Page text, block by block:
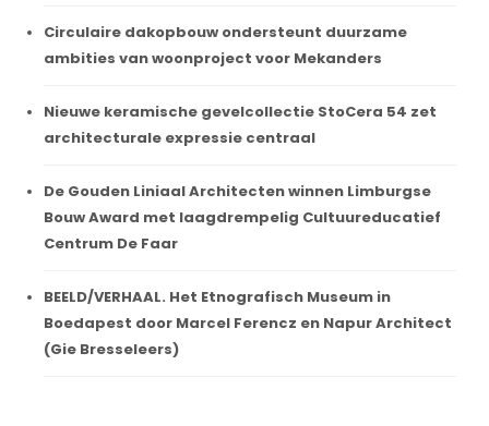
Circulaire dakopbouw ondersteunt duurzame
ambities van woonproject voor Mekanders
Nieuwe keramische gevelcollectie StoCera 54 zet
architecturale expressie centraal
De Gouden Liniaal Architecten winnen Limburgse
Bouw Award met laagdrempelig Cultuureducatief
Centrum De Faar
BEELD/VERHAAL. Het Etnografisch Museum in
Boedapest door Marcel Ferencz en Napur Architect
(Gie Bresseleers)